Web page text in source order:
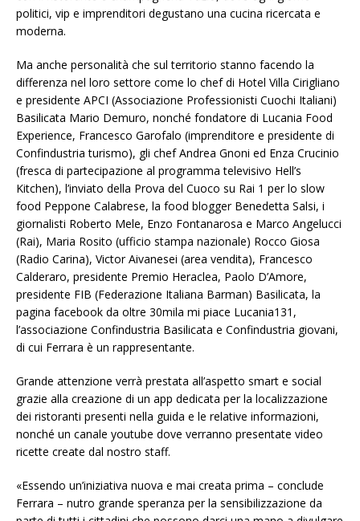
politici, vip e imprenditori degustano una cucina ricercata e
moderna.
Ma anche personalità che sul territorio stanno facendo la
differenza nel loro settore come lo chef di Hotel Villa Cirigliano
e presidente APCI (Associazione Professionisti Cuochi Italiani)
Basilicata Mario Demuro, nonché fondatore di Lucania Food
Experience, Francesco Garofalo (imprenditore e presidente di
Confindustria turismo), gli chef Andrea Gnoni ed Enza Crucinio
(fresca di partecipazione al programma televisivo Hell’s
Kitchen), l’inviato della Prova del Cuoco su Rai 1 per lo slow
food Peppone Calabrese, la food blogger Benedetta Salsi, i
giornalisti Roberto Mele, Enzo Fontanarosa e Marco Angelucci
(Rai), Maria Rosito (ufficio stampa nazionale) Rocco Giosa
(Radio Carina), Victor Aivanesei (area vendita), Francesco
Calderaro, presidente Premio Heraclea, Paolo D’Amore,
presidente FIB (Federazione Italiana Barman) Basilicata, la
pagina facebook da oltre 30mila mi piace Lucania131,
l’associazione Confindustria Basilicata e Confindustria giovani,
di cui Ferrara è un rappresentante.
Grande attenzione verrà prestata all’aspetto smart e social
grazie alla creazione di un app dedicata per la localizzazione
dei ristoranti presenti nella guida e le relative informazioni,
nonché un canale youtube dove verranno presentate video
ricette create dal nostro staff.
«Essendo un’iniziativa nuova e mai creata prima – conclude
Ferrara – nutro grande speranza per la sensibilizzazione da